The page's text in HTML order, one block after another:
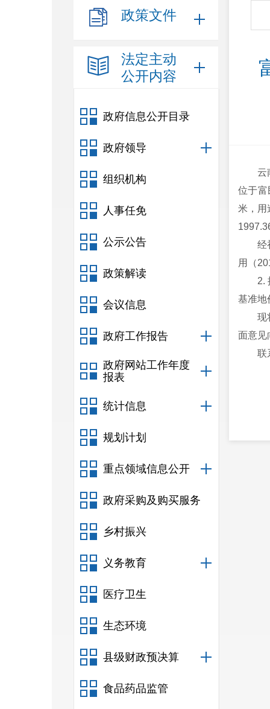
政策文件
法定主动
公开内容
政府信息公开目录
政府领导
组织机构
人事任免
公示公告
政策解读
会议信息
政府工作报告
政府网站工作年度
报表
统计信息
规划计划
重点领域信息公开
政府采购及购买服务
乡村振兴
义务教育
医疗卫生
生态环境
县级财政预决算
食品药品监管
云
位于富
米，用
经
用（
2.
基准地
现
面意见
联